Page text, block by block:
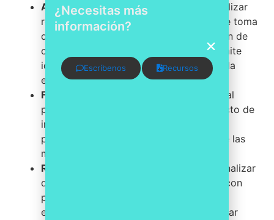
Auditorías internas de compliance.
Realizar
revisiones periódicas de los procesos de toma
de decisiones, contratación, adjudicación de
contratos y relaciones comerciales permite
identificar patrones que podrían indicar la
existencia de conflictos no declarados.
Formación y sensibilización.
Capacitar al
personal sobre qué constituye un conflicto de
intereses, cómo identificarlo y cuál es el
procedimiento para declararlo es una de las
medidas preventivas más efectivas.
Revisión de operaciones vinculadas.
Analizar
de forma sistemática las transacciones con
partes vinculadas —familiares, socios,
empresas relacionadas— permite detectar
¿Necesitas más
información?
Escríbenos Recursos